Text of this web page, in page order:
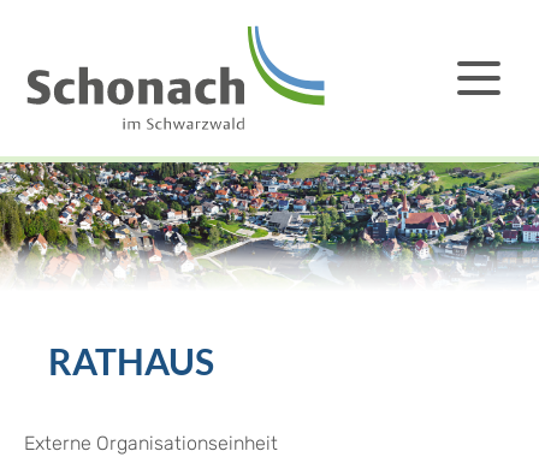
RATHAUS
Externe Organisationseinheit